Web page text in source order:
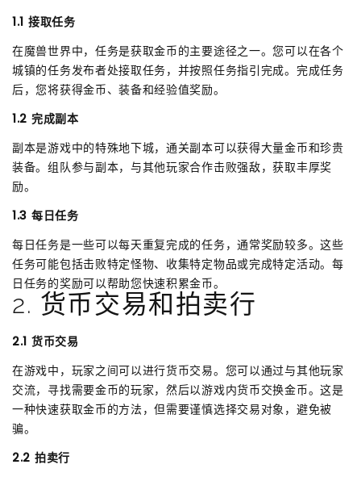
1.1 接取任务
在魔兽世界中，任务是获取金币的主要途径之一。您可以在各个
城镇的任务发布者处接取任务，并按照任务指引完成。完成任务
后，您将获得金币、装备和经验值奖励。
1.2 完成副本
副本是游戏中的特殊地下城，通关副本可以获得大量金币和珍贵
装备。组队参与副本，与其他玩家合作击败强敌，获取丰厚奖
励。
1.3 每日任务
每日任务是一些可以每天重复完成的任务，通常奖励较多。这些
任务可能包括击败特定怪物、收集特定物品或完成特定活动。每
日任务的奖励可以帮助您快速积累金币。
2. 货币交易和拍卖行
2.1 货币交易
在游戏中，玩家之间可以进行货币交易。您可以通过与其他玩家
交流，寻找需要金币的玩家，然后以游戏内货币交换金币。这是
一种快速获取金币的方法，但需要谨慎选择交易对象，避免被
骗。
2.2 拍卖行